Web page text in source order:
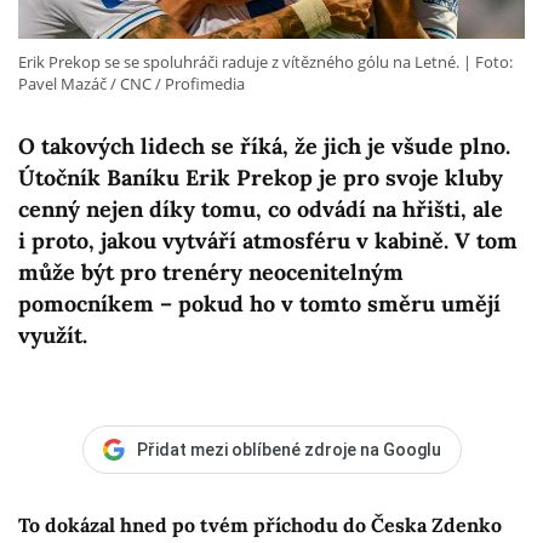
O takových lidech se říká, že jich je všude plno.
Útočník Baníku Erik Prekop je pro svoje kluby
cenný nejen díky tomu, co odvádí na hřišti, ale
i proto, jakou vytváří atmosféru v kabině. V tom
může být pro trenéry neocenitelným
pomocníkem – pokud ho v tomto směru umějí
využít.
Erik Prekop se se spoluhráči raduje z vítězného gólu na Letné.
Foto:
Pavel Mazáč / CNC / Profimedia
Přidat mezi oblíbené zdroje na Googlu
To dokázal hned po tvém příchodu do Česka Zdenko